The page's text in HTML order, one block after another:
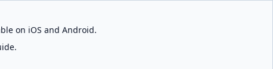
on iOS and Android.